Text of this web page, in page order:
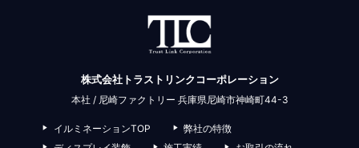
株式会社トラストリンクコーポレーション
本社 / 尼崎ファクトリー 兵庫県尼崎市神崎町44-3
イルミネーションTOP
弊社の特徴